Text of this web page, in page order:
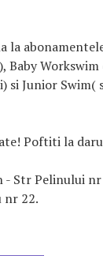
la
Baby
si Junior Swim(
Poftiti la
- Str Pelinului nr
nr 22.